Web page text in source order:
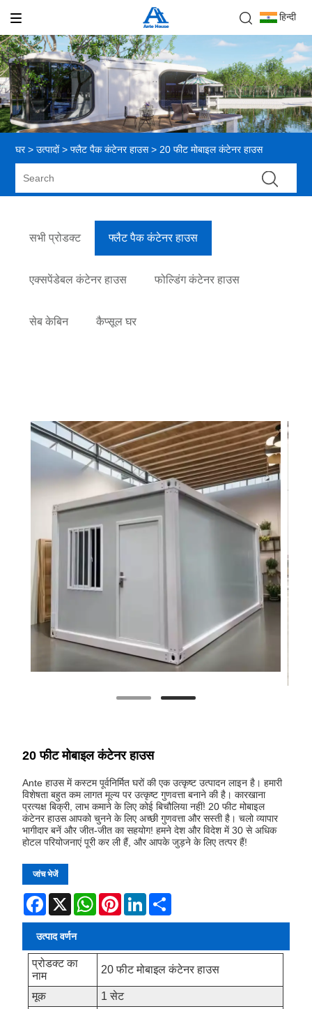
हिन्दी
घर > उत्पादों>फ्लैट पैक कंटेनर हाउस> 20 फीट मोबाइल कंटेनर हाउस
सभी प्रोडक्ट फ्लैट पैक कंटेनर हाउस
एक्सपेंडेबल कंटेनर हाउस फोल्डिंग कंटेनर हाउस
सेब केबिन कैप्सूल घर
20 फीट मोबाइल कंटेनर हाउस
Ante हाउस में कस्टम पूर्वनिर्मित घरों की एक उत्कृष्ट उत्पादन लाइन है। हमारी
विशेषता बहुत कम लागत मूल्य पर उत्कृष्ट गुणवत्ता बनाने की है। कारखाना
प्रत्यक्ष बिक्री, लाभ कमाने के लिए कोई बिचौलिया नहीं! 20 फीट मोबाइल
कंटेनर हाउस आपको चुनने के लिए अच्छी गुणवत्ता और सस्ती है। चलो व्यापार
भागीदार बनें और जीत-जीत का सहयोग! हमने देश और विदेश में 30 से अधिक
होटल परियोजनाएं पूरी कर ली हैं, और आपके जुड़ने के लिए तत्पर हैं!
जांच भेजें
Facebook
X WhatsAppPinterestLinkedIn
उत्पाद वर्णन
प्रोडक्ट का
नाम
20 फीट मोबाइल कंटेनर हाउस
मूक
1 सेट